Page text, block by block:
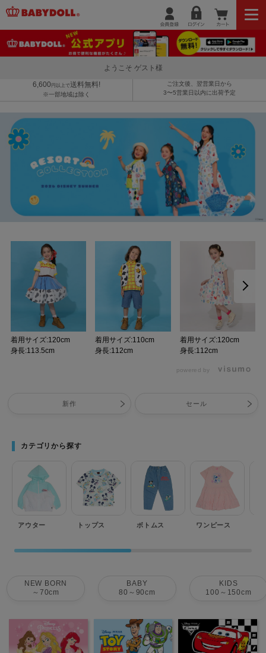
ようこそ ゲスト様
6,600 円以上で送料無料!
※一部地域は除く
ご注文後、翌営業日から
3〜5営業日以内に出荷予定
着用サイズ:120cm
身長:113.5cm
着用サイズ:110cm
身長:112cm
着用サイズ:120cm
身長:112cm
powered by
新作 セール
カテゴリから探す
アウター トップス ボトムス ワンピース
NEW BORN
～70cm
BABY
80～90cm
KIDS
100～150cm